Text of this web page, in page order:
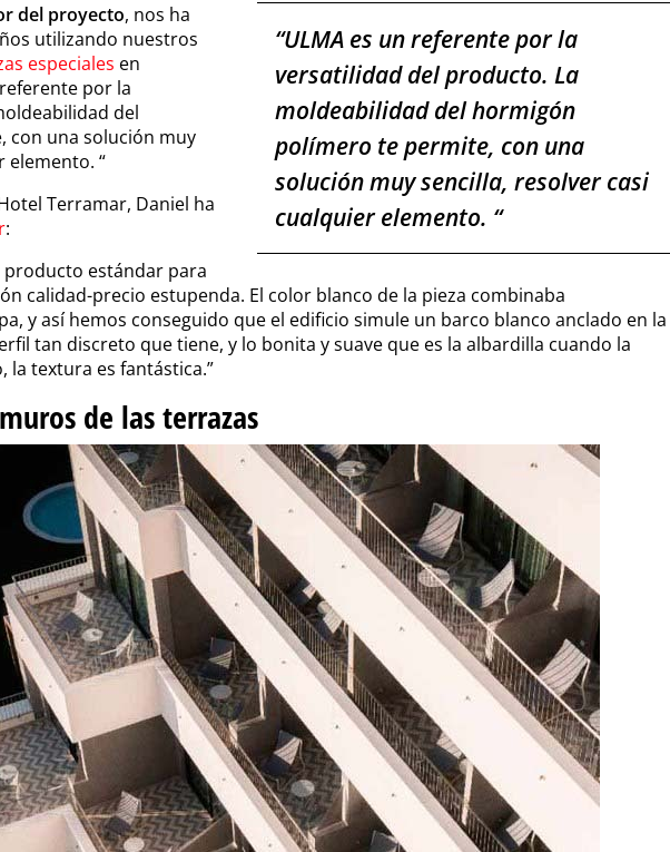
“ULMA es un referente por la
versatilidad del producto. La
moldeabilidad del hormigón
polímero te permite, con una
solución muy sencilla, resolver casi
cualquier elemento. “
del proyecto, nos ha
utilizando nuestros
especiales en
por la
del
con una solución muy
elemento. “
Terramar, Daniel ha
:
producto estándar para
calidad-precio estupenda. El color blanco de la pieza combinaba
y así hemos conseguido que el edificio simule un barco blanco anclado en la
tan discreto que tiene, y lo bonita y suave que es la albardilla cuando la
la textura es fantástica.”
de las terrazas